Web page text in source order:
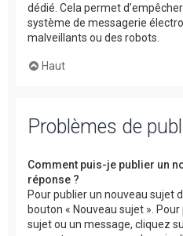
dédié. Cela permet
système de messagerie
malveillants ou des robots.
Haut
Problèmes de
Comment puis-je publier un
réponse ?
Pour publier un nouveau sujet
bouton « Nouveau sujet ».
sujet ou un message, cliquez